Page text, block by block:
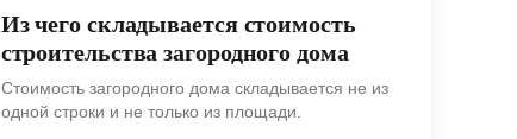
Из чего складывается стоимость
строительства загородного дома
Стоимость загородного дома складывается не из
одной строки и не только из площади.